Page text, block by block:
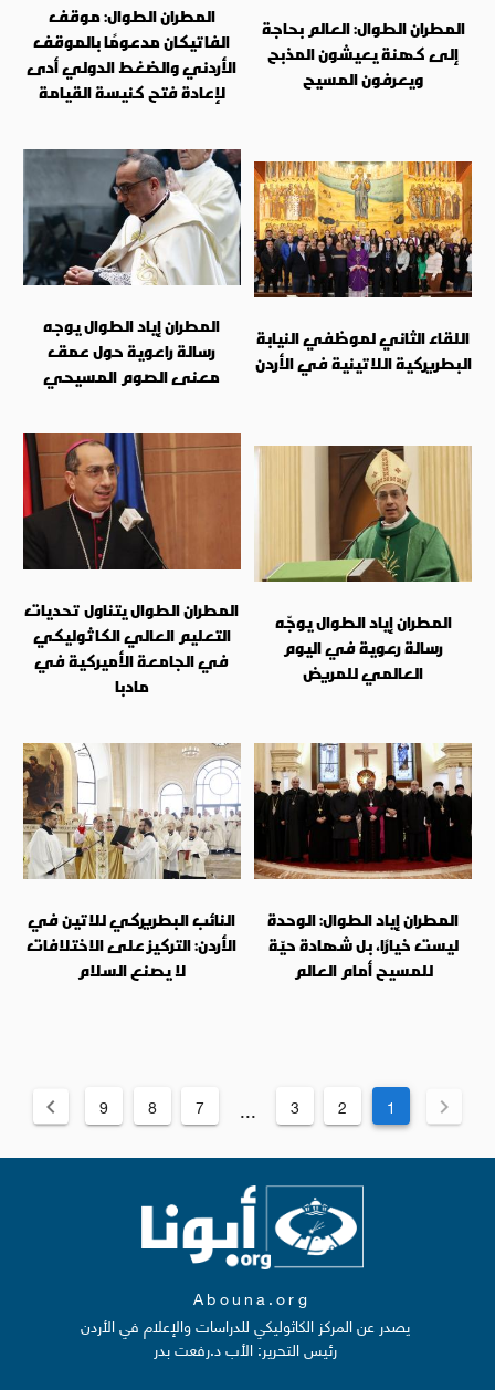
المطران الطوال: العالم بحاجة
إلى كهنة يعيشون المذبح
ويعرفون المسيح
المطران الطوال: موقف
الفاتيكان مدعومًا بالموقف
الأردني والضغط الدولي أدى
لإعادة فتح كنيسة القيامة
اللقاء الثاني لموظفي النيابة
البطريركية اللاتينية في الأردن
المطران إياد الطوال يوجه
رسالة راعوية حول عمق
معنى الصوم المسيحي
المطران إياد الطوال يوجّه
رسالة رعوية في اليوم
العالمي للمريض
المطران الطوال يتناول تحديات
التعليم العالي الكاثوليكي
في الجامعة الأميركية في
مادبا
المطران إياد الطوال: الوحدة
ليست خيارًا، بل شهادة حيّة
للمسيح أمام العالم
النائب البطريركي للاتين في
الأردن: التركيز على الاختلافات
لا يصنع السلام
1
2
3
...
7
8
9
Abouna.org
يصدر عن المركز الكاثوليكي للدراسات والإعلام في الأردن
رئيس التحرير: الأب د.رفعت بدر